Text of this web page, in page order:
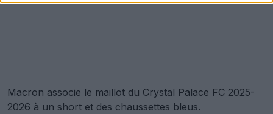
Macron associe le maillot du Crystal Palace FC 2025-
2026 à un short et des chaussettes bleus.